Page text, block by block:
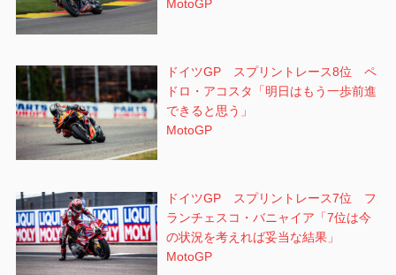
MotoGP
ドイツGP スプリントレース8位 ペ
ドロ・アコスタ「明日はもう一歩前進
できると思う」
MotoGP
ドイツGP スプリントレース7位 フ
ランチェスコ・バニャイア「7位は今
の状況を考えれば妥当な結果」
MotoGP